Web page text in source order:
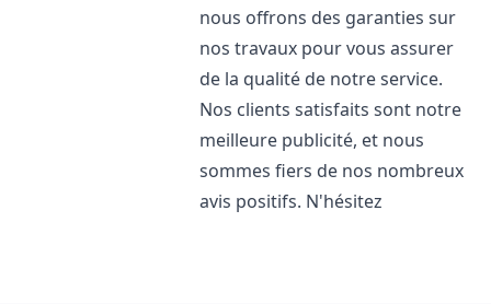
nous offrons des garanties sur
nos travaux pour vous assurer
de la qualité de notre service.
Nos clients satisfaits sont notre
meilleure publicité, et nous
sommes fiers de nos nombreux
avis positifs. N'hésitez